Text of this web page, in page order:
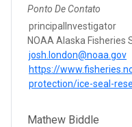
Ponto De Contato
principalInvestigator
NOAA Alaska Fisheries
josh.london@noaa.gov
https://
protection/ice-seal-
Mathew Biddle